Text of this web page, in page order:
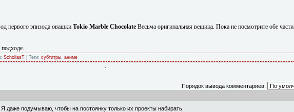
первого эпизода овашки Tokio Marble Chocolate Весьма оригинальная вещица. Пока не посмотрите обе части
ScholiasT | Теги: субтитры аниме
Порядок вывода комментариев:
даже подумываю, чтобы на постоянку только их проекты набирать.